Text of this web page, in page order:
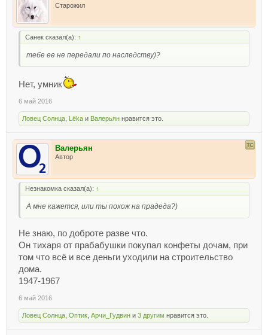
Старожил
Санек сказал(а): ↑
тебе ее не передали по наследству)?
Нет, умник
6 май 2016
Ловец Солнца Lёka и Валерьян нравится это.
Валерьян
Автор
Незнакомка сказал(а): ↑
А мне кажется, или ты похож на прадеда?)
Не знаю, по доброте разве что.
Он тихаря от прабабушки покупал конфеты дочам, при
том что всё и все деньги уходили на строительство
дома.
1947-1967
6 май 2016
Ловец Солнца Оптик Арчи_Гудвин и 3 другим нравится это.